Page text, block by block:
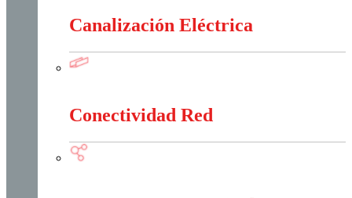
Canalización Eléctrica
Conectividad Red